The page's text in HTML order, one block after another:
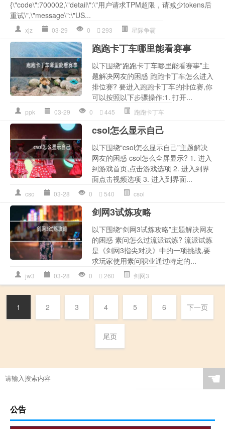
{\"code\":700002,\"detail\":\"用户请求TPM超限，请减少tokens后
重试\",\"message\":\"US...
xjz 03-29 0 293 星际争霸
跑跑卡丁车哪里能看赛事
以下围绕“跑跑卡丁车哪里能看赛事”主
题解决网友的困惑 跑跑卡丁车怎么进入
排位赛? 要进入跑跑卡丁车的排位赛,你
可以按照以下步骤操作:1. 打开...
ppk 03-29 0 445 跑跑卡丁车
csol怎么显示自己
以下围绕“csol怎么显示自己”主题解决
网友的困惑 csol怎么全屏显示? 1. 进入
到游戏首页,点击游戏选项 2. 进入到界
面点击视频选项 3. 进入到界面...
cso 03-28 0 540 csol
剑网3试炼攻略
以下围绕“剑网3试炼攻略”主题解决网友
的困惑 素问怎么过流派试炼? 流派试炼
是《剑网3指尖对决》中的一项挑战,要
求玩家使用素问职业通过特定的...
jw3 03-28 0 260 剑网3
1 2 3 4 5 6 下一页
尾页
☚
公告